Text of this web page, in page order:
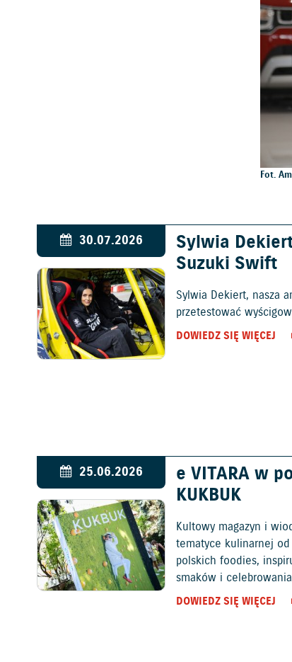
Fot.
30.07.2026
Sylwia
Suzuki Swift
Sylwia Dekiert, nasza
przetestować
DOWIEDZ SIĘ WIĘCEJ
25.06.2026
e VITARA w
KUKBUK
Kultowy magazyn i
tematyce kulinarnej
polskich foodies,
smaków i
DOWIEDZ SIĘ WIĘCEJ